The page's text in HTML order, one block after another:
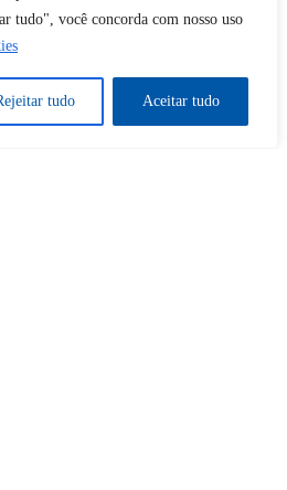
tudo", você concorda com nosso uso
tudo Aceitar tudo
esquerda : 0
Não